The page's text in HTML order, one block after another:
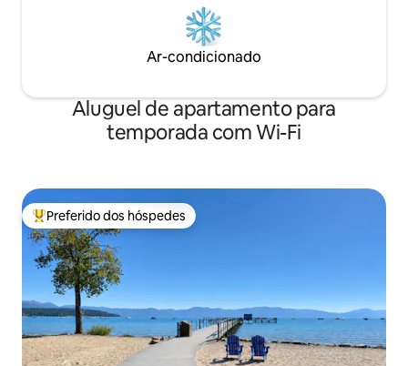
Ar-condicionado
Aluguel de apartamento para
temporada com Wi-Fi
Entre os melhores preferidos dos hóspedes
Preferido dos hóspedes